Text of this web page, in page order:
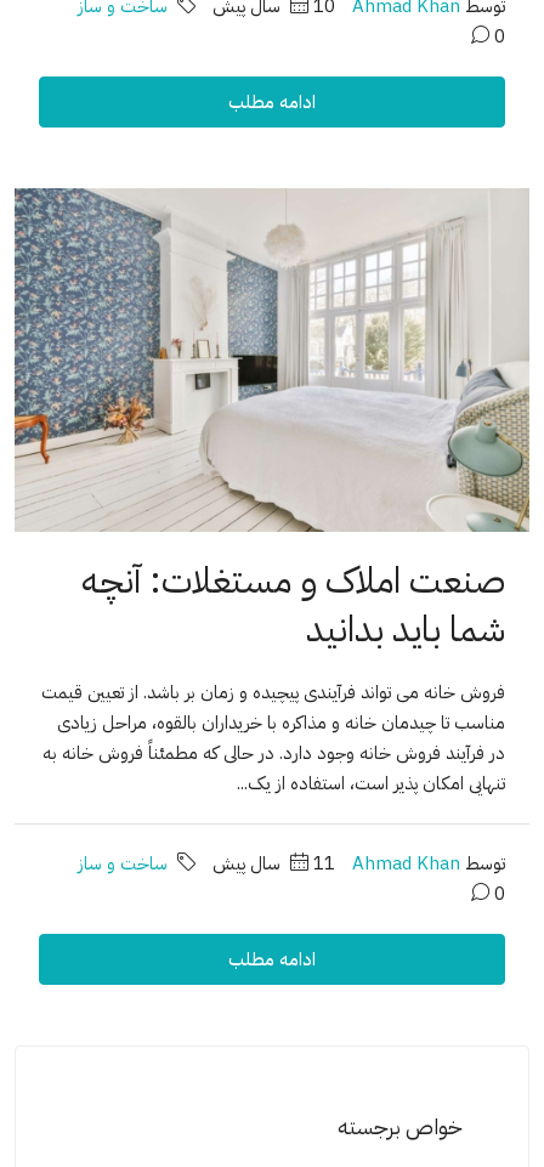
توسط Ahmad Khan 10 سال پیش
ساخت و ساز
0
ادامه مطلب
صنعت املاک و مستغلات: آنچه
شما باید بدانید
فروش خانه می تواند فرآیندی پیچیده و زمان بر باشد. از تعیین قیمت
مناسب تا چیدمان خانه و مذاکره با خریداران بالقوه، مراحل زیادی
در فرآیند فروش خانه وجود دارد. در حالی که مطمئناً فروش خانه به
تنهایی امکان پذیر است، استفاده از یک...
توسط Ahmad Khan 11 سال پیش
ساخت و ساز
0
ادامه مطلب
خواص برجسته